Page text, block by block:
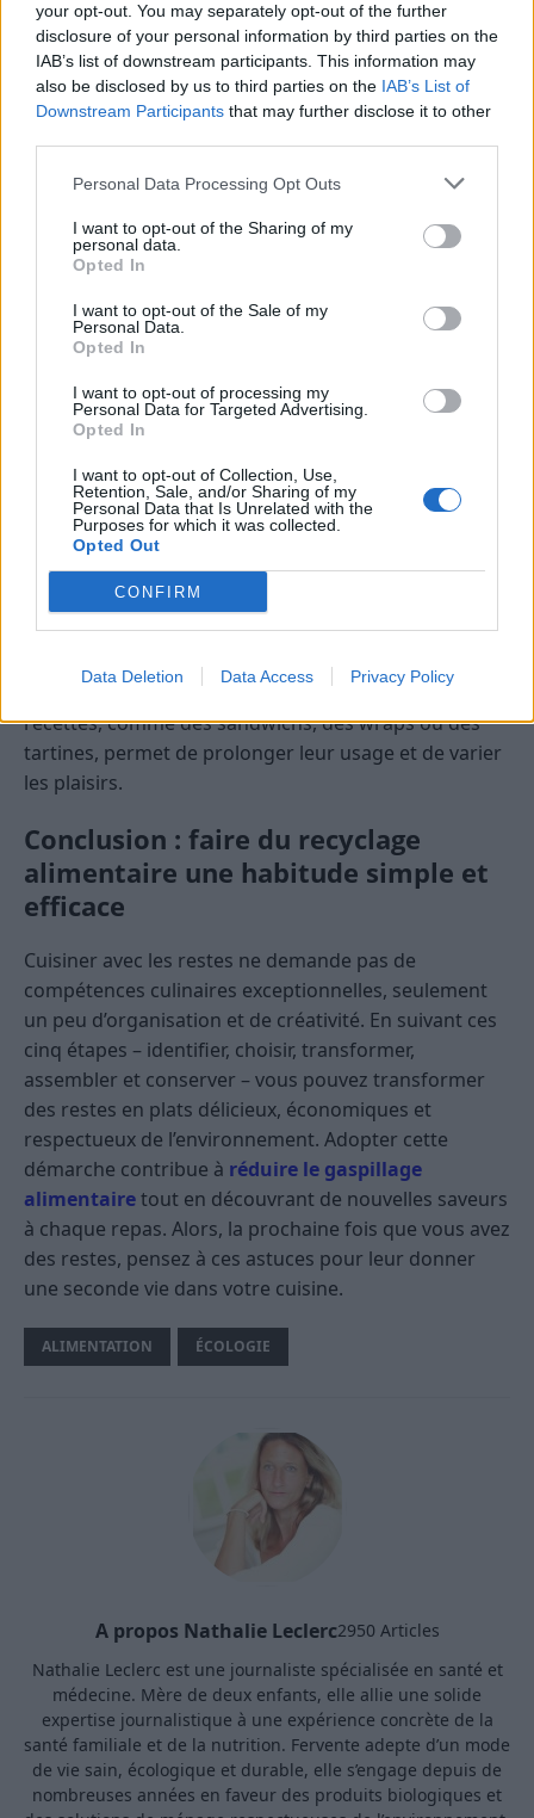
your opt-out. You may separately opt-out of the further
disclosure of your personal information by third parties on the
IAB’s list of downstream participants. This information may
also be disclosed by us to third parties on the IAB’s List of
Downstream Participants that may further disclose it to other
Personal Data Processing Opt Outs
I want to opt-out of the Sharing of my
personal data.
Opted In
I want to opt-out of the Sale of my
Personal Data.
Opted In
I want to opt-out of processing my
Personal Data for Targeted Advertising.
Opted In
I want to opt-out of Collection, Use,
Retention, Sale, and/or Sharing of my
Personal Data that Is Unrelated with the
Purposes for which it was collected.
Opted Out
CONFIRM
Data Deletion Data Access Privacy Policy
Par exemple, si vous avez des restes de riz et de
légumes, vous pouvez préparer un sauté de riz aux
légumes en ajoutant des œufs battus et un peu de
sauce soja pour un plat complet et savoureux.
goûter et d’ajuster l’assaisonnement si nécessaire. La
présentation compte aussi : un plat bien présenté
donne envie de le déguster et valorise votre travail de
Conserver et valoriser ses plats pour
Après avoir cuisiné avec vos restes, il est important
gâtent. Utilisez des contenants hermétiques et
étiquetez-les avec la date. La plupart des plats
peuvent être conservés 2 à 3 jours au réfrigérateur,
ou congelés pour une utilisation ultérieure.
Vous pouvez aussi prévoir de petites portions pour
éviter de décongeler tout d’un coup et ainsi limiter le
gaspillage. De plus, réutiliser vos restes dans d’autres
recettes, comme des sandwichs, des wraps ou des
tartines, permet de prolonger leur usage et de varier
les plaisirs.
Conclusion : faire du recyclage
alimentaire une habitude simple et
efficace
Cuisiner avec les restes ne demande pas de
compétences culinaires exceptionnelles, seulement
un peu d’organisation et de créativité. En suivant ces
cinq étapes – identifier, choisir, transformer,
assembler et conserver – vous pouvez transformer
des restes en plats délicieux, économiques et
respectueux de l’environnement. Adopter cette
démarche contribue à réduire le gaspillage
alimentairetout en découvrant de nouvelles saveurs
à chaque repas. Alors, la prochaine fois que vous avez
des restes, pensez à ces astuces pour leur donner
une seconde vie dans votre cuisine.
ALIMENTATION ÉCOLOGIE
A propos Nathalie Leclerc2950 Articles
Nathalie Leclerc est une journaliste spécialisée en santé et
médecine. Mère de deux enfants, elle allie une solide
expertise journalistique à une expérience concrète de la
santé familiale et de la nutrition. Fervente adepte d’un mode
de vie sain, écologique et durable, elle s’engage depuis de
nombreuses années en faveur des produits biologiques et